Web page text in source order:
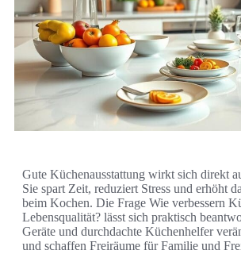
Gute Küchenausstattung wirkt sich direkt
Sie spart Zeit, reduziert Stress und erhöht
beim Kochen. Die Frage Wie verbessern
Lebensqualität? lässt sich praktisch
Geräte und durchdachte Küchenhelfer
und schaffen Freiräume für Familie und